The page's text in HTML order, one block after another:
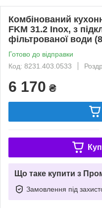
Комбінований
FKM 31.2 Inox, з
фільтрованої води
Готово до відправки
Код: 8231.403.0533
6 170 ₴
Що таке купити з
Замовлення під